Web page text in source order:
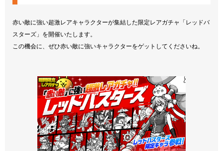
赤い敵に強い超激レアキャラクターが集結した限定レアガチャ「レッドバ
スターズ」を開催いたします。
この機会に、ぜひ赤い敵に強いキャラクターをゲットしてくださいね。